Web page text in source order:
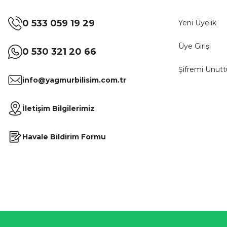
0 533 059 19 29
0 530 321 20 66
info@yagmurbilisim.com.tr
İletişim Bilgilerimiz
Havale Bildirim Formu
Yeni Üyelik
Üye Girişi
Şifremi